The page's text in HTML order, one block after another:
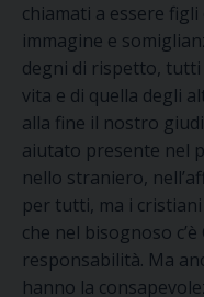
chiamati a essere
immagine e
degni di rispetto,
vita e di quella degli
alla fine il nostro
aiutato presente nel
nello straniero,
per tutti, ma i
che nel bisognoso
responsabilità. Ma
hanno la